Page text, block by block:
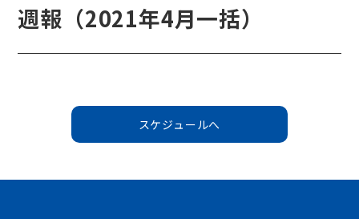
週報（2021年4月一括）
スケジュールへ